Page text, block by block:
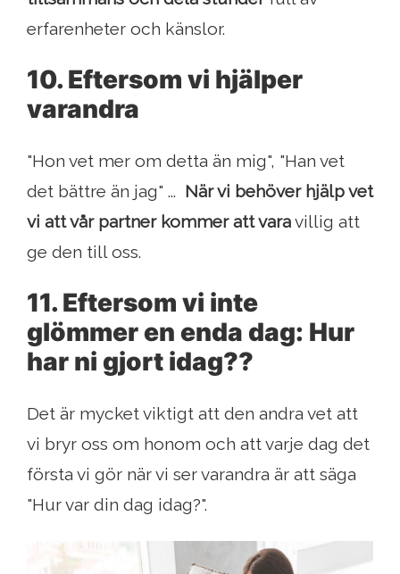
erfarenheter och känslor.
10. Eftersom vi hjälper
varandra
"Hon vet mer om detta än mig", "Han vet
det bättre än jag" ... När vi behöver hjälp vet
vi att vår partner kommer att varavillig att
ge den till oss.
11. Eftersom vi inte
glömmer en enda dag: Hur
har ni gjort idag??
Det är mycket viktigt att den andra vet att
vi bryr oss om honom och att varje dag det
första vi gör när vi ser varandra är att säga
"Hur var din dag idag?".